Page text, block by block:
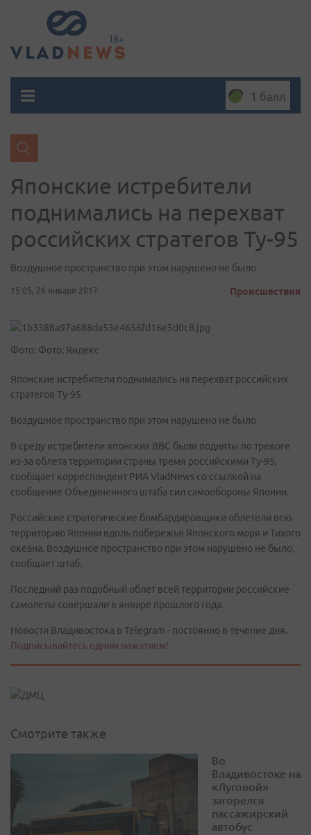
1 балл
Японские истребители
поднимались на перехват
российских стратегов Ту-95
Воздушное пространство при этом нарушено не было
15:05, 26 января 2017 Происшествия
Фото: Фото: Яндекс
Японские истребители поднимались на перехват российских
стратегов Ту-95
Воздушное пространство при этом нарушено не было
В среду истребители японских ВВС были подняты по тревоге
из-за облета территории страны тремя российскими Ту-95,
сообщает корреспондент РИА VladNews со ссылкой на
сообщение Объединенного штаба сил самообороны Японии.
Российские стратегические бомбардировщики облетели всю
территорию Японии вдоль побережья Японского моря и Тихого
океана. Воздушное пространство при этом нарушено не было,
сообщает штаб.
Последний раз подобный облет всей территории российские
самолеты совершали в январе прошлого года.
Новости Владивостока в Telegram - постоянно в течение дня.
Подписывайтесь одним нажатием!
Смотрите также
Во
Владивостоке на
«Луговой»
загорелся
пассажирский
автобус